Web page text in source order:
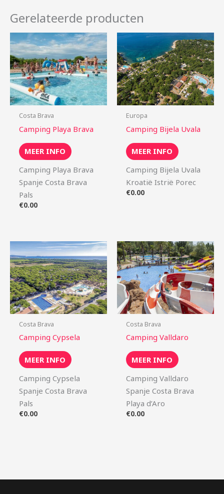
Gerelateerde producten
Costa Brava
Camping Playa Brava
MEER INFO
Camping Playa Brava
Spanje Costa Brava
Pals
€0.00
Europa
Camping Bijela Uvala
MEER INFO
Camping Bijela Uvala
Kroatië Istrië Porec
€0.00
Costa Brava
Camping Cypsela
MEER INFO
Camping Cypsela
Spanje Costa Brava
Pals
€0.00
Costa Brava
Camping Valldaro
MEER INFO
Camping Valldaro
Spanje Costa Brava
Playa d’Aro
€0.00